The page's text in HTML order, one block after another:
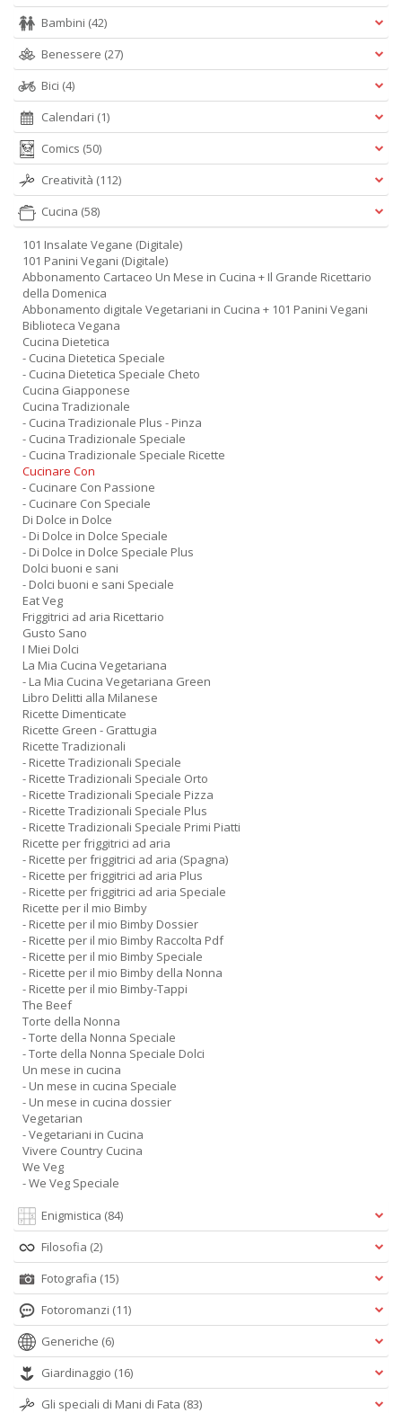
Bambini (42)
Benessere (27)
Bici (4)
Calendari (1)
Comics (50)
Creatività (112)
Cucina (58)
101 Insalate Vegane (Digitale)
101 Panini Vegani (Digitale)
Abbonamento Cartaceo Un Mese in Cucina + Il Grande Ricettario
della Domenica
Abbonamento digitale Vegetariani in Cucina + 101 Panini Vegani
Biblioteca Vegana
Cucina Dietetica
- Cucina Dietetica Speciale
- Cucina Dietetica Speciale Cheto
Cucina Giapponese
Cucina Tradizionale
- Cucina Tradizionale Plus - Pinza
- Cucina Tradizionale Speciale
- Cucina Tradizionale Speciale Ricette
Cucinare Con
- Cucinare Con Passione
- Cucinare Con Speciale
Di Dolce in Dolce
- Di Dolce in Dolce Speciale
- Di Dolce in Dolce Speciale Plus
Dolci buoni e sani
- Dolci buoni e sani Speciale
Eat Veg
Friggitrici ad aria Ricettario
Gusto Sano
I Miei Dolci
La Mia Cucina Vegetariana
- La Mia Cucina Vegetariana Green
Libro Delitti alla Milanese
Ricette Dimenticate
Ricette Green - Grattugia
Ricette Tradizionali
- Ricette Tradizionali Speciale
- Ricette Tradizionali Speciale Orto
- Ricette Tradizionali Speciale Pizza
- Ricette Tradizionali Speciale Plus
- Ricette Tradizionali Speciale Primi Piatti
Ricette per friggitrici ad aria
- Ricette per friggitrici ad aria (Spagna)
- Ricette per friggitrici ad aria Plus
- Ricette per friggitrici ad aria Speciale
Ricette per il mio Bimby
- Ricette per il mio Bimby Dossier
- Ricette per il mio Bimby Raccolta Pdf
- Ricette per il mio Bimby Speciale
- Ricette per il mio Bimby della Nonna
- Ricette per il mio Bimby-Tappi
The Beef
Torte della Nonna
- Torte della Nonna Speciale
- Torte della Nonna Speciale Dolci
Un mese in cucina
- Un mese in cucina Speciale
- Un mese in cucina dossier
Vegetarian
- Vegetariani in Cucina
Vivere Country Cucina
We Veg
- We Veg Speciale
Enigmistica (84)
Filosofia (2)
Fotografia (15)
Fotoromanzi (11)
Generiche (6)
Giardinaggio (16)
Gli speciali di Mani di Fata (83)